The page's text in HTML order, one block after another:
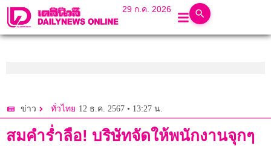
29 ก.ค. 2026
ข่าว ทั่วไทย 12 ธ.ค. 2567 • 13:27 น.
สมคำร่ำลือ! บริษัทจัดให้พนักงานจุกๆ